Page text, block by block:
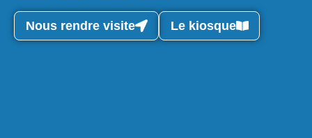
Nous rendre visite Le kiosque